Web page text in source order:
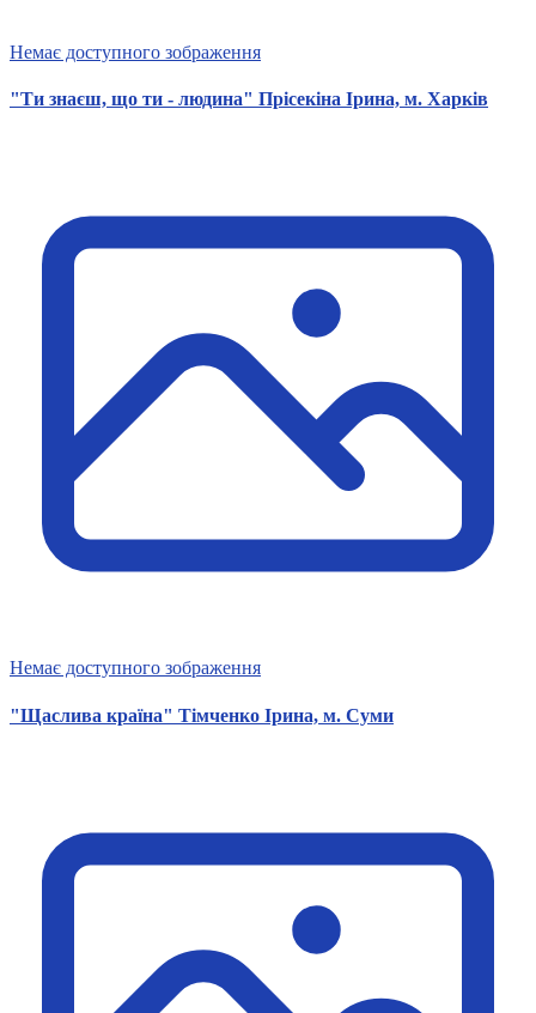
Немає доступного зображення
"Ти знаєш, що ти - людина" Прісекіна Ірина, м. Харків
Немає доступного зображення
"Щаслива країна" Тімченко Ірина, м. Суми